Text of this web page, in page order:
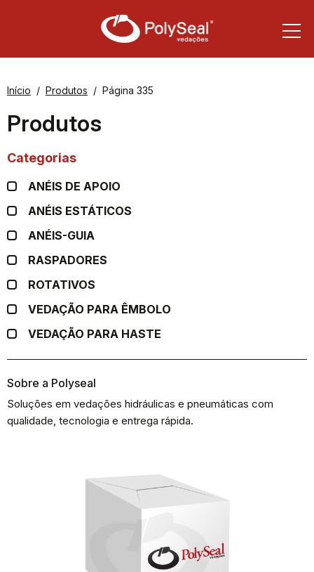
Início Produtos Página 335
Produtos
Categorias
ANÉIS DE APOIO
ANÉIS ESTÁTICOS
ANÉIS-GUIA
RASPADORES
ROTATIVOS
VEDAÇÃO PARA ÊMBOLO
VEDAÇÃO PARA HASTE
Sobre a Polyseal
Soluções em vedações hidráulicas e pneumáticas com
qualidade, tecnologia e entrega rápida.